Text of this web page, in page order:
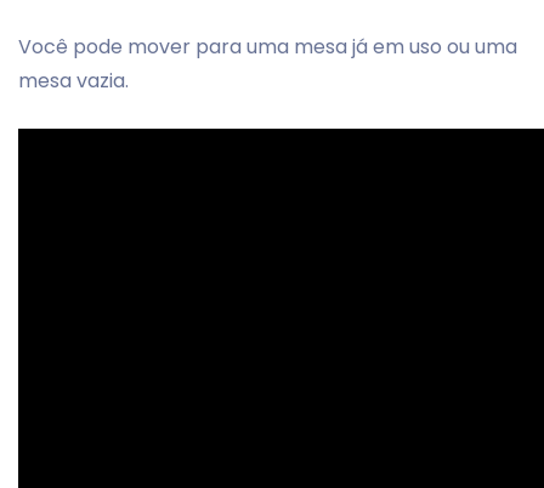
Você pode mover para uma mesa já em uso ou uma
mesa vazia.